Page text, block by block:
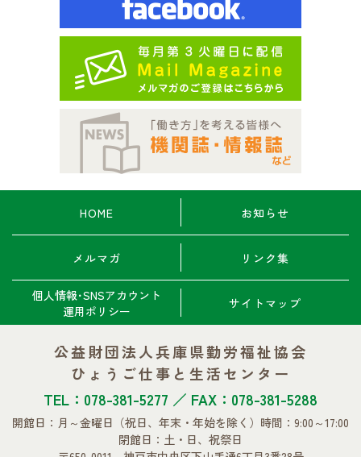
HOME お知らせ
メルマガ リンク集
個人情報･SNSアカウント
運用ポリシー
サイトマップ
公益財団法人兵庫県勤労福祉協会
ひょうご仕事と生活センター
TEL：078-381-5277 ／ FAX：078-381-5288
開館日：月～金曜日 （祝日、年末・年始を除く） 時間：9:00～17:00
閉館日：土・日、祝祭日